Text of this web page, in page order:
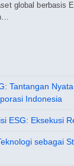
global berbasis
Tantangan
Indonesia
ESG: Eksekusi
sebagai